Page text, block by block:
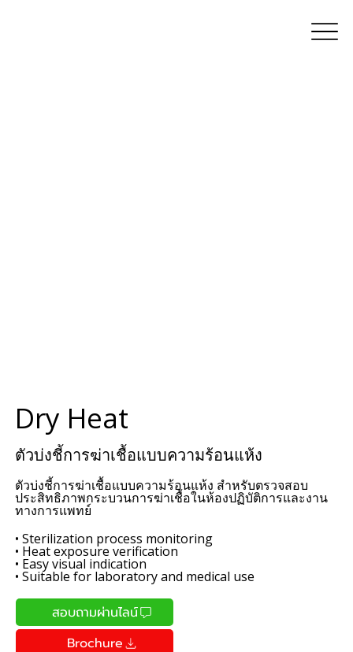
Dry Heat
ตัวบ่งชี้การฆ่าเชื้อแบบความร้อนแห้ง
ตัวบ่งชี้การฆ่าเชื้อแบบความร้อนแห้ง สำหรับตรวจสอบ
ประสิทธิภาพกระบวนการฆ่าเชื้อในห้องปฏิบัติการและงาน
ทางการแพทย์
• Sterilization process monitoring
• Heat exposure verification
• Easy visual indication
• Suitable for laboratory and medical use
สอบถามผ่านไลน์
Brochure